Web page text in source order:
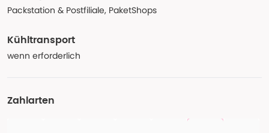
Packstation & Postfiliale, PaketShops
Kühltransport
wenn erforderlich
Zahlarten